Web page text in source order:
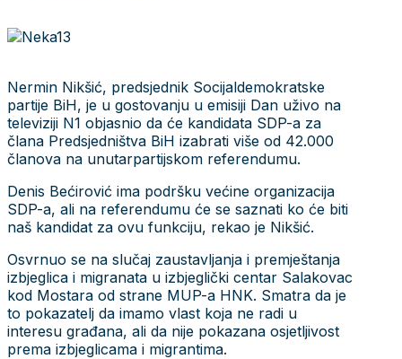
Nermin Nikšić, predsjednik Socijaldemokratske
partije BiH, je u gostovanju u emisiji Dan uživo na
televiziji N1 objasnio da će kandidata SDP-a za
člana Predsjedništva BiH izabrati više od 42.000
članova na unutarpartijskom referendumu.
Denis Bećirović ima podršku većine organizacija
SDP-a, ali na referendumu će se saznati ko će biti
naš kandidat za ovu funkciju, rekao je Nikšić.
Osvrnuo se na slučaj zaustavljanja i premještanja
izbjeglica i migranata u izbjeglički centar Salakovac
kod Mostara od strane MUP-a HNK. Smatra da je
to pokazatelj da imamo vlast koja ne radi u
interesu građana, ali da nije pokazana osjetljivost
prema izbjeglicama i migrantima.